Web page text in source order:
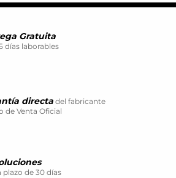
Gratuita
días laborables
directadel fabricante
de Venta Oficial
plazo de 30 días